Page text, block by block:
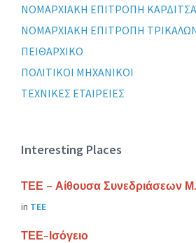
ΝΟΜΑΡΧΙΑΚΗ ΕΠΙΤΡΟΠΗ
ΝΟΜΑΡΧΙΑΚΗ ΕΠΙΤΡΟΠΗ
ΠΕΙΘΑΡΧΙΚΟ
ΠΟΛΙΤΙΚΟΙ ΜΗΧΑΝΙΚΟΙ
ΤΕΧΝΙΚΕΣ ΕΤΑΙΡΕΙΕΣ
Interesting Places
ΤΕΕ – Αίθουσα Συνεδριάσεων
in ΤΕΕ
ΤΕΕ-Ισόγειο